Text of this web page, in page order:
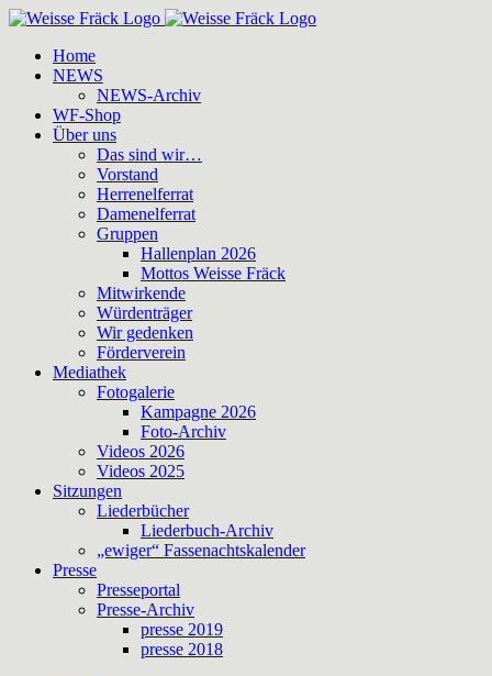
Zum
springenHome
NEWS
NEWS-Archiv
WF-Shop
Über uns
Das sind wir…
Vorstand
Herrenelferrat
Damenelferrat
Gruppen
Hallenplan 2026
Mottos Weisse Fräck
Mitwirkende
Würdenträger
Wir gedenken
Förderverein
Mediathek
Fotogalerie
Kampagne 2026
Foto-Archiv
Videos 2026
Videos 2025
Sitzungen
Liederbücher
Liederbuch-Archiv
„ewiger“ Fassenachtskalender
Presse
Presseportal
Presse-Archiv
presse 2019
presse 2018